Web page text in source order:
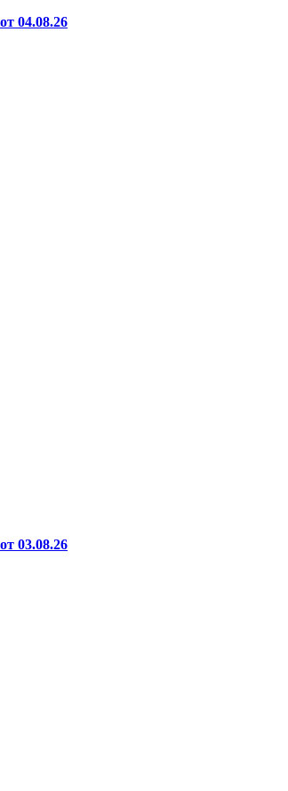
04.08.26
03.08.26